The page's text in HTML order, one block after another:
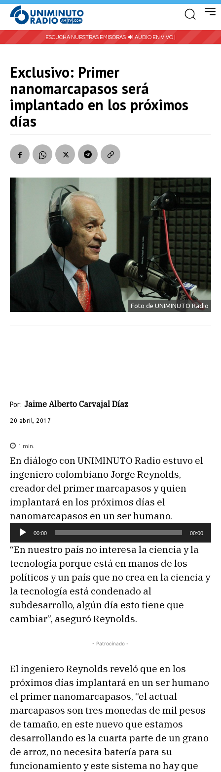
ESCUCHA NUESTRAS EMISORAS: 🔊 AUDIO EN VIVO |
Exclusivo: Primer
nanomarcapasos será
implantado en los próximos
días
Foto de UNIMINUTO Radio
Por: Jaime Alberto Carvajal Díaz
20 abril, 2017
1 min.
En diálogo con UNIMINUTO Radio estuvo el
ingeniero colombiano Jorge Reynolds,
creador del primer marcapasos y quien
implantará en los próximos días el
nanomarcapasos en un ser humano.
e
p
r
o
d
u
c
r
d
e
a
u
d
i
o
00:00 00:00
“En nuestro país no interesa la ciencia y la
tecnología porque está en manos de los
políticos y un país que no crea en la ciencia y
la tecnología está condenado al
subdesarrollo, algún día esto tiene que
cambiar”, aseguró Reynolds.
- Patrocinado -
El ingeniero Reynolds reveló que en los
próximos días implantará en un ser humano
el primer nanomarcapasos, “el actual
marcapasos son tres monedas de mil pesos
de tamaño, en este nuevo que estamos
desarrollando es la cuarta parte de un grano
de arroz, no necesita batería para su
funcionamiento y este sistema no hay que